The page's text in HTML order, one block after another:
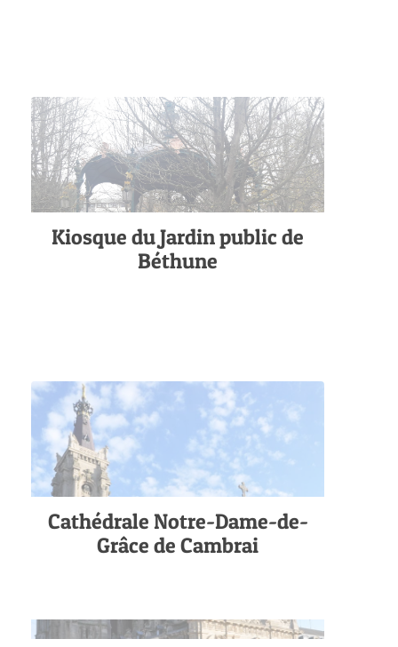
Kiosque du Jardin public de
Béthune
Cathédrale Notre-Dame-de-
Grâce de Cambrai